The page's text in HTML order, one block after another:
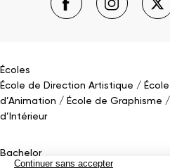
Écoles
École de Direction Artistique
d’Animation
École de Graphisme
d’Intérieur
Bachelor